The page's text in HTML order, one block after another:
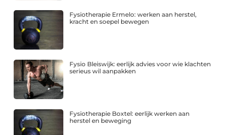
Fysiotherapie Ermelo: werken aan herstel,
kracht en soepel bewegen
Fysio Bleiswijk: eerlijk advies voor wie klachten
serieus wil aanpakken
Fysiotherapie Boxtel: eerlijk werken aan
herstel en beweging